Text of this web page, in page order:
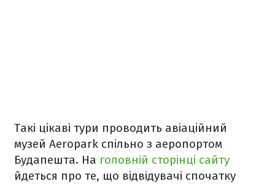
Такі цікаві тури проводить авіаційний
музей Aeropark спільно з аеропортом
Будапешта. На головній сторінці сайту
йдеться про те, що відвідувачі спочатку